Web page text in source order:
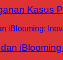
Kasus